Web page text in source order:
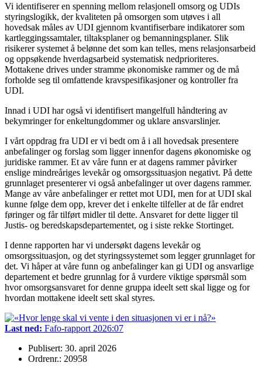
Vi identifiserer en spenning mellom relasjonell omsorg og UDIs
styringslogikk, der kvaliteten på omsorgen som utøves i all
hovedsak måles av UDI gjennom kvantifiserbare indikatorer som
kartleggingssamtaler, tiltaksplaner og bemanningsplaner. Slik
risikerer systemet å belønne det som kan telles, mens relasjonsarbeid
og oppsøkende hverdagsarbeid systematisk nedprioriteres.
Mottakene drives under stramme økonomiske rammer og de må
forholde seg til omfattende kravspesifikasjoner og kontroller fra
UDI.
Innad i UDI har også vi identifisert mangelfull håndtering av
bekymringer for enkeltungdommer og uklare ansvarslinjer.
I vårt oppdrag fra UDI er vi bedt om å i all hovedsak presentere
anbefalinger og forslag som ligger innenfor dagens økonomiske og
juridiske rammer. Et av våre funn er at dagens rammer påvirker
enslige mindreåriges levekår og omsorgssituasjon negativt. På dette
grunnlaget presenterer vi også anbefalinger ut over dagens rammer.
Mange av våre anbefalinger er rettet mot UDI, men for at UDI skal
kunne følge dem opp, krever det i enkelte tilfeller at de får endret
føringer og får tilført midler til dette. Ansvaret for dette ligger til
Justis- og beredskapsdepartementet, og i siste rekke Stortinget.
I denne rapporten har vi undersøkt dagens levekår og
omsorgssituasjon, og det styringssystemet som legger grunnlaget for
det. Vi håper at våre funn og anbefalinger kan gi UDI og ansvarlige
departement et bedre grunnlag for å vurdere viktige spørsmål som
hvor omsorgsansvaret for denne gruppa ideelt sett skal ligge og for
hvordan mottakene ideelt sett skal styres.
Last ned: Fafo-rapport 2026:07
Publisert: 30. april 2026
Ordrenr.: 20958